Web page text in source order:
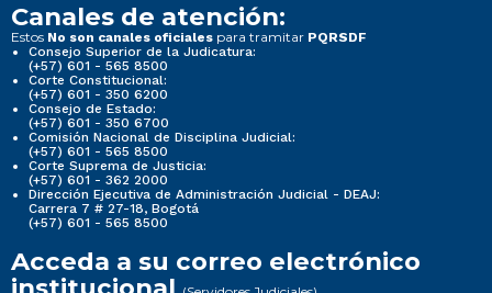
Canales de atención:
Estos No son canales oficiales para tramitar PQRSDF
Consejo Superior de la Judicatura:
(+57) 601 - 565 8500
Corte Constitucional:
(+57) 601 - 350 6200
Consejo de Estado:
(+57) 601 - 350 6700
Comisión Nacional de Disciplina Judicial:
(+57) 601 - 565 8500
Corte Suprema de Justicia:
(+57) 601 - 362 2000
Dirección Ejecutiva de Administración Judicial - DEAJ:
Carrera 7 # 27-18, Bogotá
(+57) 601 - 565 8500
Acceda a su correo electrónico